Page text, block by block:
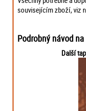
souvisejícím zboží, viz
Podrobný návod
Další